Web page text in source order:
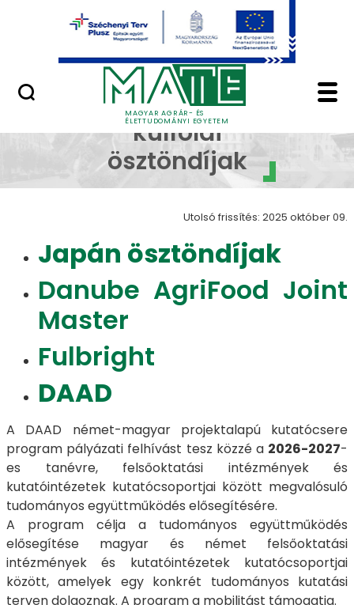
Ugrás a fő tartalomhoz
MAGYAR AGRÁR- ÉS
ÉLETTUDOMÁNYI EGYETEM
Minőségügy
Egyéb külföldi
Egyéb
külföldi
ösztöndíjak
Utolsó frissítés: 2025 október 09.
Japán ösztöndíjak
Danube AgriFood Joint
Master
Fulbright
DAAD
A DAAD német-magyar projektalapú kutatócsere
program pályázati felhívást tesz közzé a 2026-2027-
es tanévre, felsőoktatási intézmények és
kutatóintézetek kutatócsoportjai között megvalósuló
tudományos együttműködés elősegítésére.
A program célja a tudományos együttműködés
elősegítése magyar és német felsőoktatási
intézmények és kutatóintézetek kutatócsoportjai
között, amelyek egy konkrét tudományos kutatási
terven dolgoznak. A program a mobilitást támogatja.